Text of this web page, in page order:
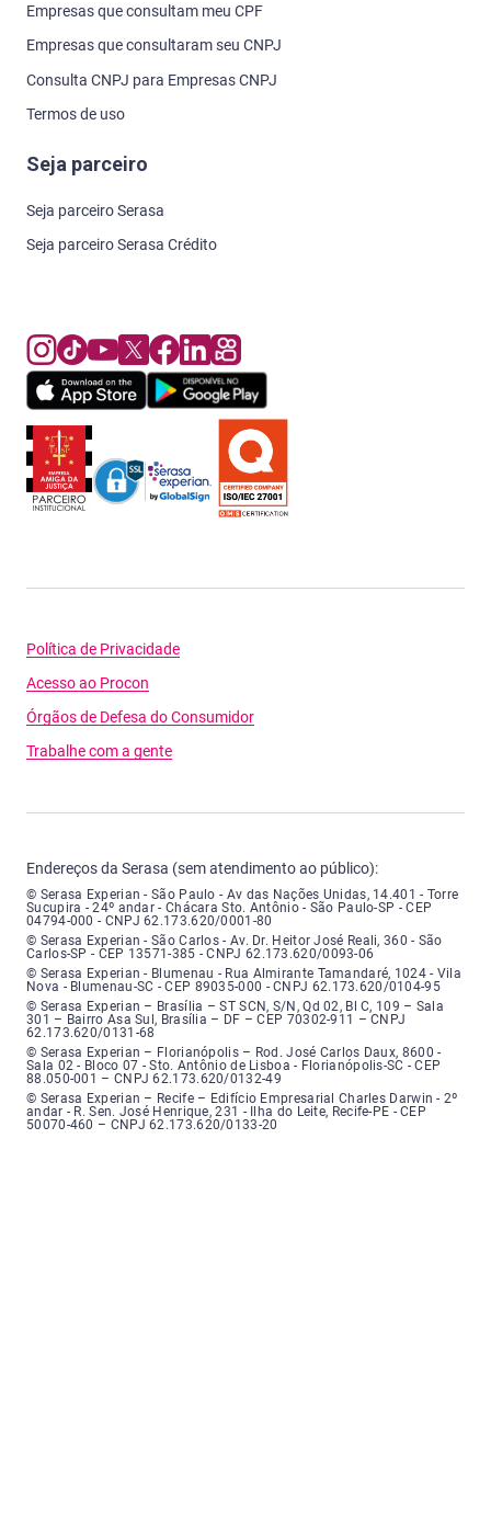
Empresas que consultam meu CPF
Empresas que consultaram seu CNPJ
Consulta CNPJ para Empresas CNPJ
Termos de uso
Seja parceiro
Seja parceiro Serasa
Seja parceiro Serasa Crédito
Política de Privacidade
Acesso ao Procon
Órgãos de Defesa do Consumidor
Trabalhe com a gente
Endereços da Serasa (sem atendimento ao público):
Serasa Experian - São Paulo - Endereço: Avenida das Nações Unidas,
© Serasa Experian - São Paulo - Av das Nações Unidas, 14.401 - Torre
Sucupira - 24º andar - Chácara Sto. Antônio - São Paulo-SP - CEP
04794-000 - CNPJ 62.173.620/0001-80
Serasa Experian - São Carlos - Endereço: Avenida Doutor Heitor José
© Serasa Experian - São Carlos - Av. Dr. Heitor José Reali, 360 - São
Carlos-SP - CEP 13571-385 - CNPJ 62.173.620/0093-06
Serasa Experian - Blumenau - Endereço: Rua Almirante Tamandaré,
© Serasa Experian - Blumenau - Rua Almirante Tamandaré, 1024 - Vila
Nova - Blumenau-SC - CEP 89035-000 - CNPJ 62.173.620/0104-95
Serasa Experian - Brasília, Endereço: Setor Comercial Norte, sem
© Serasa Experian – Brasília – ST SCN, S/N, Qd 02, Bl C, 109 – Sala
301 – Bairro Asa Sul, Brasília – DF – CEP 70302-911 – CNPJ
62.173.620/0131-68
Serasa Experian - Florianópolis, Endereço: Rodovia José Carlos, número
© Serasa Experian – Florianópolis – Rod. José Carlos Daux, 8600 -
Sala 02 - Bloco 07 - Sto. Antônio de Lisboa - Florianópolis-SC - CEP
88.050-001 – CNPJ 62.173.620/0132-49
Serasa Experian - Recife, Endereço: Edifício Empresarial Charles Darwin,
© Serasa Experian – Recife – Edifício Empresarial Charles Darwin - 2º
andar - R. Sen. José Henrique, 231 - Ilha do Leite, Recife-PE - CEP
50070-460 – CNPJ 62.173.620/0133-20